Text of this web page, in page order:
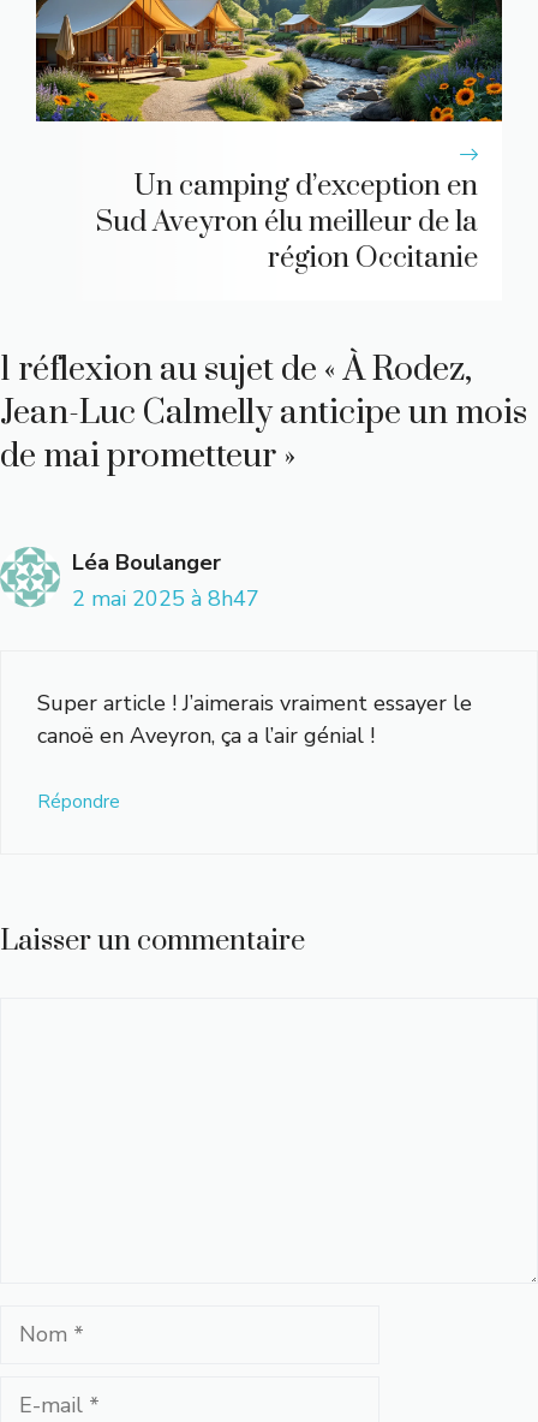
Un camping d’exception en
Sud Aveyron élu meilleur de la
région Occitanie
1 réflexion au sujet de « À Rodez,
Jean-Luc Calmelly anticipe un mois
de mai prometteur »
Léa Boulanger
2 mai 2025 à 8h47
Super article ! J’aimerais vraiment essayer le
canoë en Aveyron, ça a l’air génial !
Répondre
Laisser un commentaire
Nom